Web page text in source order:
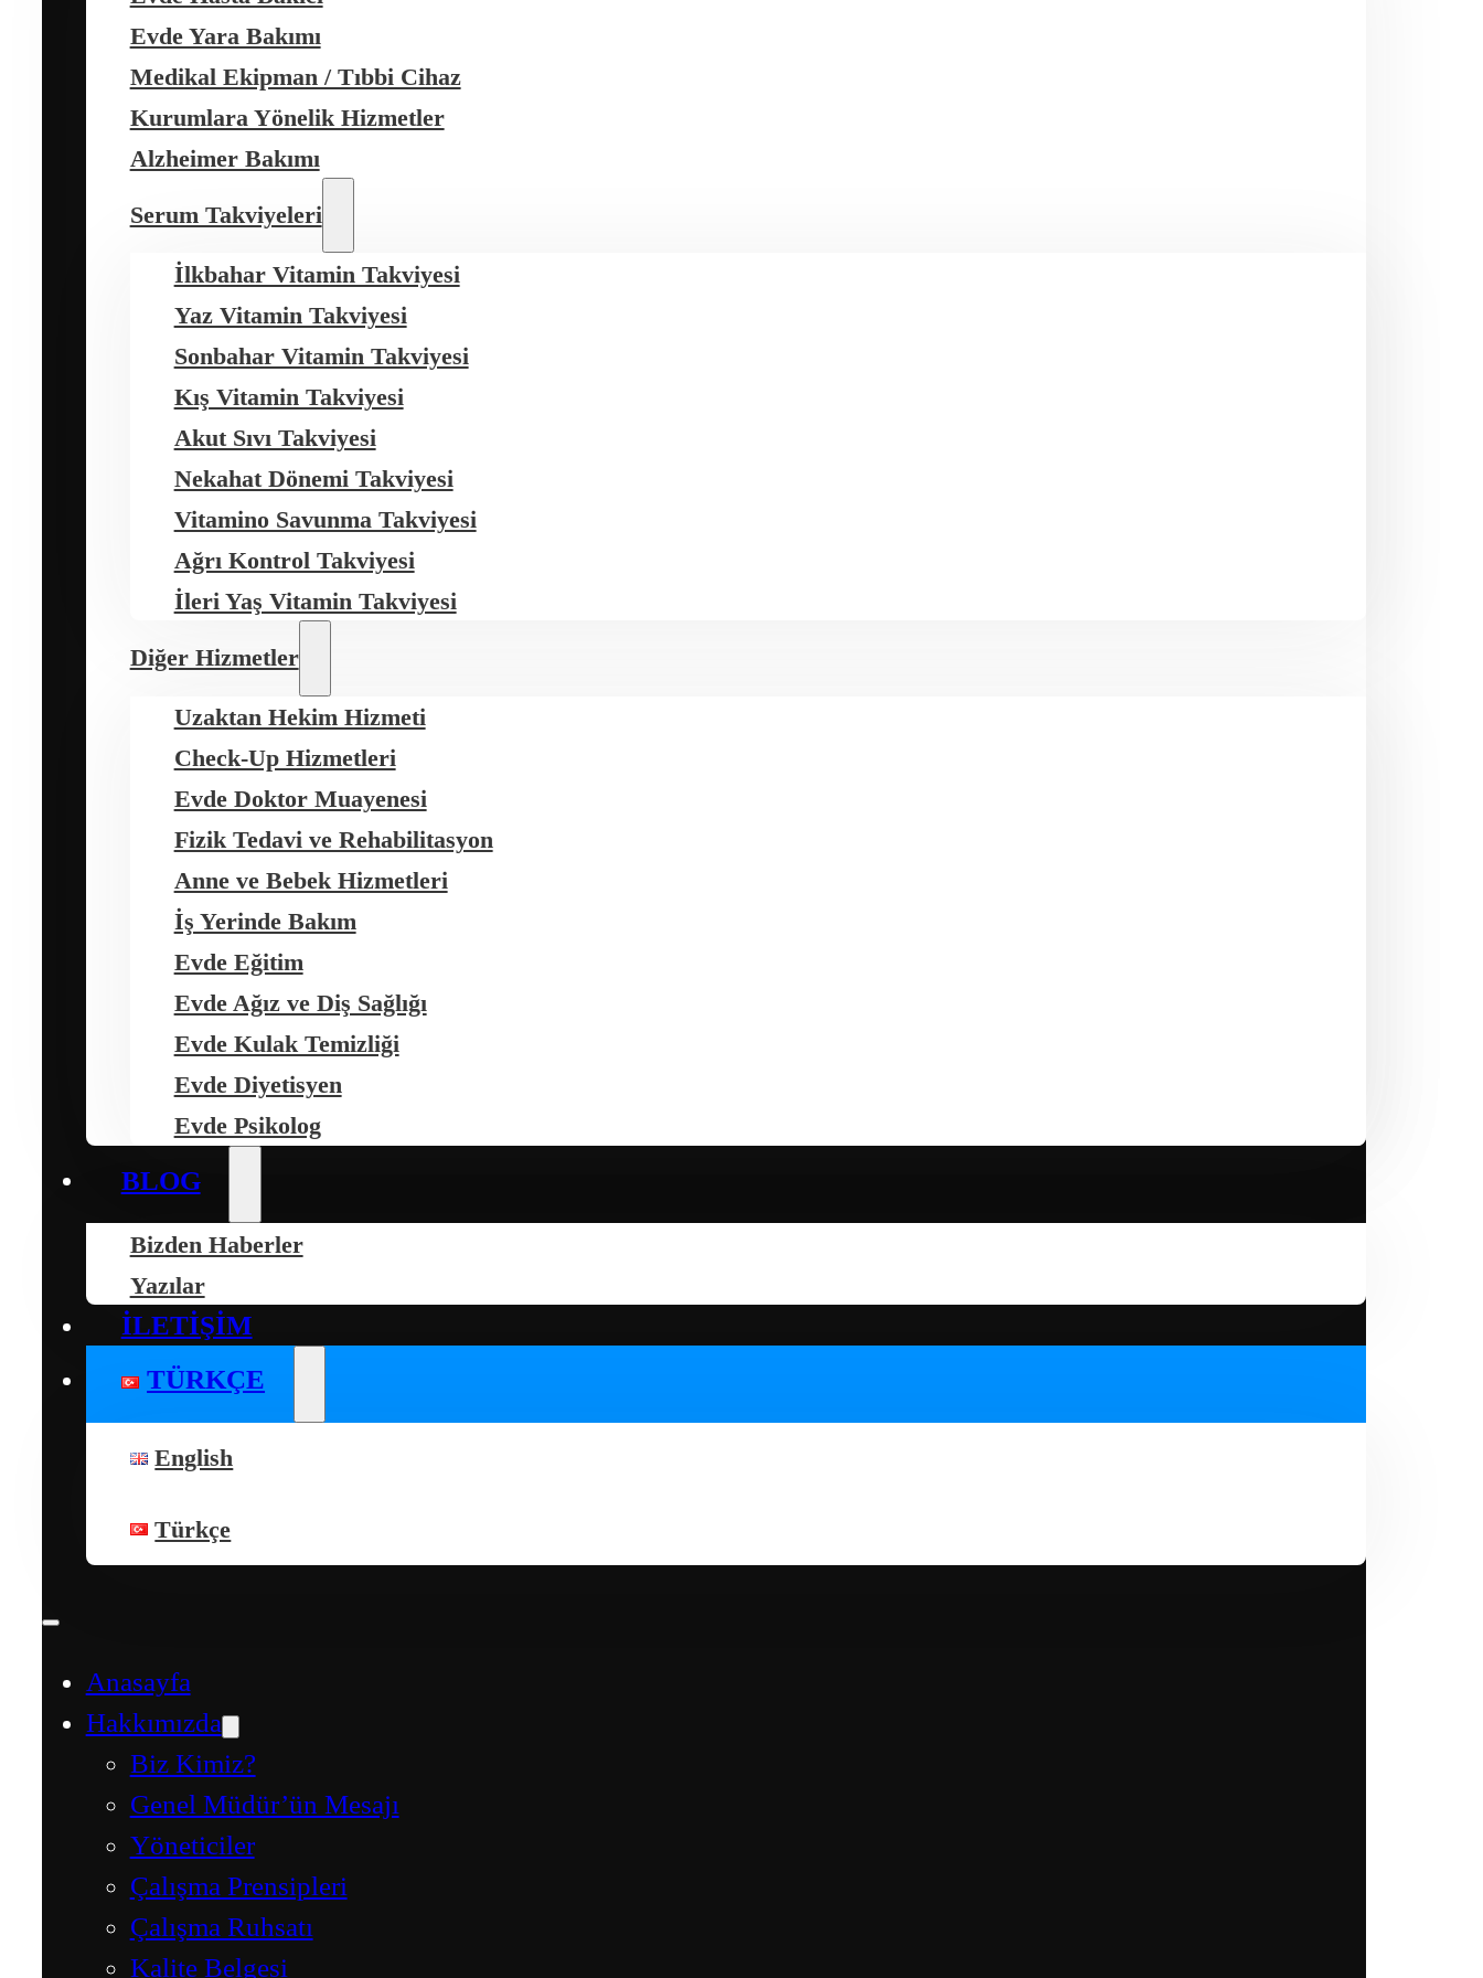
Evde Yara Bakımı
Medikal Ekipman / Tıbbi Cihaz
Kurumlara Yönelik Hizmetler
Alzheimer Bakımı
Serum Takviyeleri
İlkbahar Vitamin Takviyesi
Yaz Vitamin Takviyesi
Sonbahar Vitamin Takviyesi
Kış Vitamin Takviyesi
Akut Sıvı Takviyesi
Nekahat Dönemi Takviyesi
Vitamino Savunma Takviyesi
Ağrı Kontrol Takviyesi
İleri Yaş Vitamin Takviyesi
Diğer Hizmetler
Uzaktan Hekim Hizmeti
Check-Up Hizmetleri
Evde Doktor Muayenesi
Fizik Tedavi ve Rehabilitasyon
Anne ve Bebek Hizmetleri
İş Yerinde Bakım
Evde Eğitim
Evde Ağız ve Diş Sağlığı
Evde Kulak Temizliği
Evde Diyetisyen
Evde Psikolog
BLOG
Bizden Haberler
Yazılar
İLETIŞIM
TÜRKÇE
English
Türkçe
Anasayfa
Hakkımızda
Biz Kimiz?
Genel Müdür’ün Mesajı
Yöneticiler
Çalışma Prensipleri
Çalışma Ruhsatı
Kalite Belgesi